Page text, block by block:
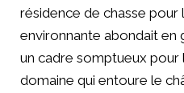
résidence de chasse pour
environnante abondait en
un cadre somptueux pour
domaine qui entoure le